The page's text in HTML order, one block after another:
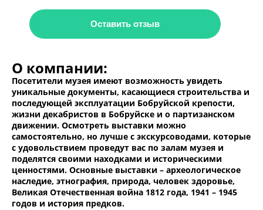
Оставить отзыв
О компании:
Посетители музея имеют возможность увидеть
уникальные документы, касающиеся строительства и
последующей эксплуатации Бобруйской крепости,
жизни декабристов в Бобруйске и о партизанском
движении. Осмотреть выставки можно
самостоятельно, но лучше с экскурсоводами, которые
с удовольствием проведут вас по залам музея и
поделятся своими находками и историческими
ценностями. Основные выставки – археологическое
наследие, этнография, природа, человек здоровье,
Великая Отечественная война 1812 года, 1941 – 1945
годов и история предков.